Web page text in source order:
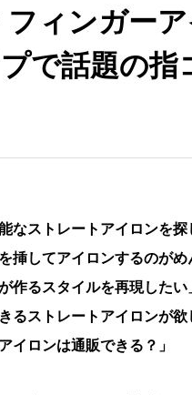
フィンガー
で話題の指
なストレートアイロンを探
挿してアイロンするのがめ
作るスタイルを再現したい
るストレートアイロンが欲
イロンは通販できる？」